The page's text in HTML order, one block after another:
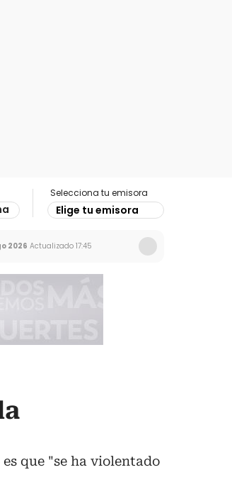
Selecciona tu emisora
Elige tu emisora
2026 Actualizado 17:45
que "se ha violentado